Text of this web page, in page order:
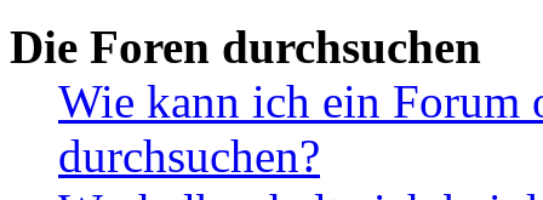
Die Foren durchsuchen
Wie kann ich ein Forum
durchsuchen?